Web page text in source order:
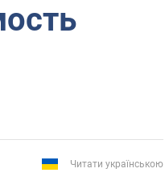
Читати українською